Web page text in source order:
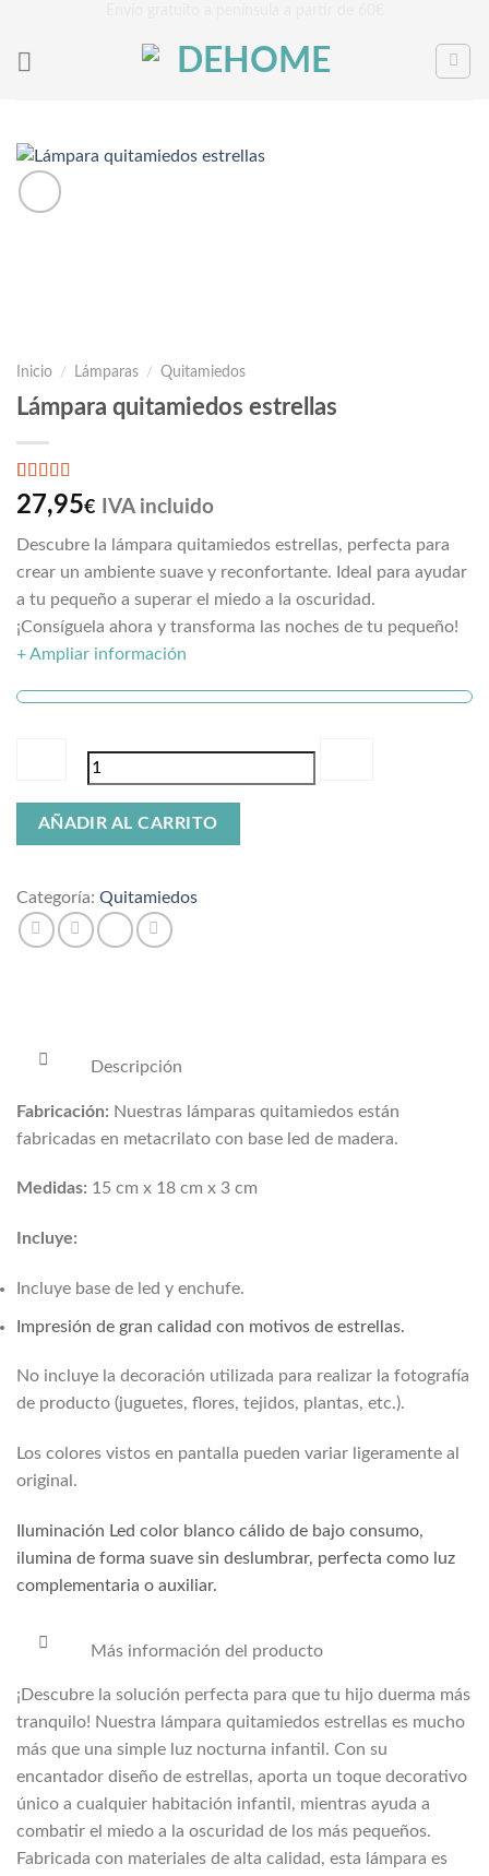
contenido
Inicio / Lámparas / Quitamiedos
Lámpara quitamiedos estrellas
Valorado
con 5de 5
3
valoraciones
de clientes
27,95€ IVA incluido
Descubre la lámpara quitamiedos estrellas, perfecta para
crear un ambiente suave y reconfortante. Ideal para ayudar
a tu pequeño a superar el miedo a la oscuridad.
¡Consíguela ahora y transforma las noches de tu pequeño!
+ Ampliar información
Lámpara
cantidad
AÑADIR AL CARRITO
Categoría: Quitamiedos
Descripción
Fabricación: Nuestras lámparas quitamiedos están
fabricadas en metacrilato con base led de madera.
Medidas: 15 cm x 18 cm x 3 cm
Incluye:
Incluye base de led y enchufe.
Impresión de gran calidad con motivos de estrellas.
No incluye la decoración utilizada para realizar la fotografía
de producto (juguetes, flores, tejidos, plantas, etc.).
Los colores vistos en pantalla pueden variar ligeramente al
original.
Iluminación Led color blanco cálido de bajo consumo,
ilumina de forma suave sin deslumbrar, perfecta como luz
complementaria o auxiliar.
Más información del producto
¡Descubre la solución perfecta para que tu hijo duerma más
tranquilo! Nuestra lámpara quitamiedos estrellas es mucho
más que una simple luz nocturna infantil. Con su
encantador diseño de estrellas, aporta un toque decorativo
único a cualquier habitación infantil, mientras ayuda a
combatir el miedo a la oscuridad de los más pequeños.
Fabricada con materiales de alta calidad, esta lámpara es